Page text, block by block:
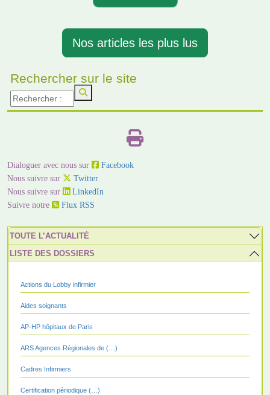
Nos articles les plus lus
Rechercher sur le site
Dialoguer avec nous sur
Facebook
Nous suivre sur
Twitter
Nous suivre sur
LinkedIn
Suivre notre
Flux RSS
TOUTE L’ACTUALITÉ
LISTE DES DOSSIERS
Actions du Lobby infirmier
Aides soignants
AP-HP hôpitaux de Paris
ARS Agences Régionales de (…)
Cadres Infirmiers
Certification périodique (…)